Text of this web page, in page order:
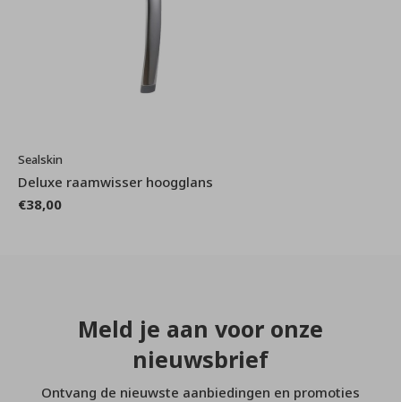
Sealskin
Deluxe raamwisser hoogglans
€38,00
Meld je aan voor onze
nieuwsbrief
Ontvang de nieuwste aanbiedingen en promoties